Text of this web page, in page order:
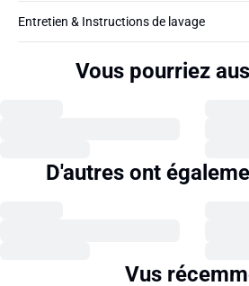
Entretien & Instructions de lavage
Vous pourriez
D'autres ont
Vus